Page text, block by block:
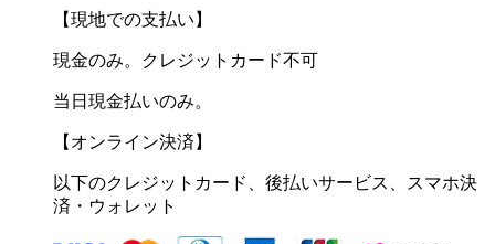
【現地での支払い】
現金のみ。クレジットカード不可
当日現金払いのみ。
【オンライン決済】
以下のクレジットカード、後払いサービス、スマホ決
済・ウォレット